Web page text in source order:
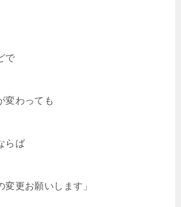
で
変わっても
らば
変更お願いします」